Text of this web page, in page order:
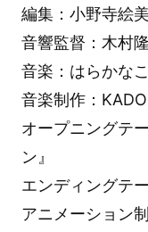
編集：小野寺絵美
音響監督：木村
音楽：はらかなこ
音楽制作：
オープニングテ
ン』
エンディングテ
アニメーション